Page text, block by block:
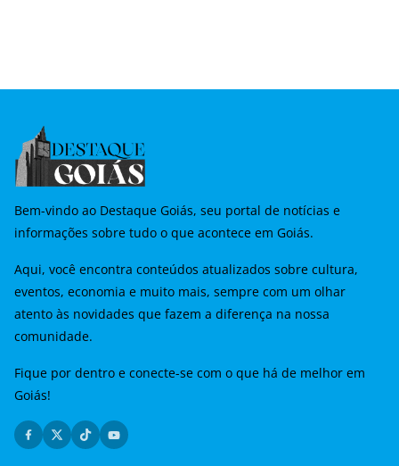
Bem-vindo ao Destaque Goiás, seu portal de notícias e
informações sobre tudo o que acontece em Goiás.
Aqui, você encontra conteúdos atualizados sobre cultura,
eventos, economia e muito mais, sempre com um olhar
atento às novidades que fazem a diferença na nossa
comunidade.
Fique por dentro e conecte-se com o que há de melhor em
Goiás!